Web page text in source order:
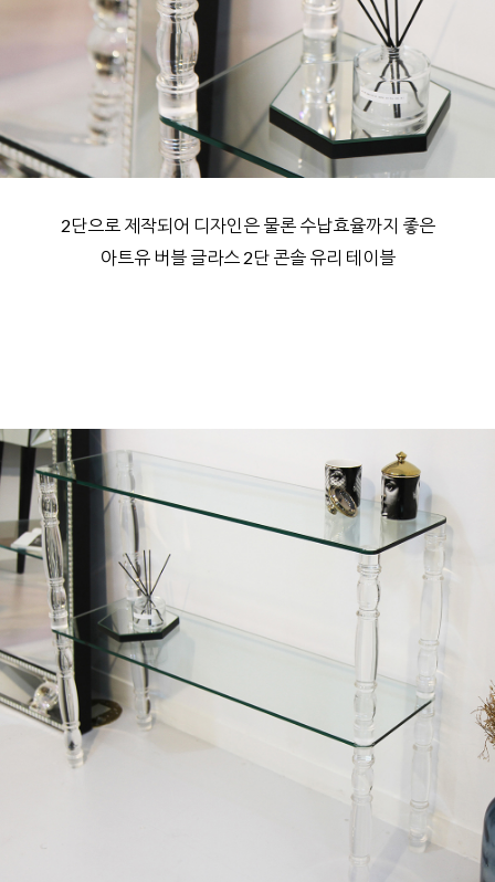
2단으로 제작되어 디자인은 물론 수납효율까지 좋은
아트유 버블 글라스 2단 콘솔 유리 테이블